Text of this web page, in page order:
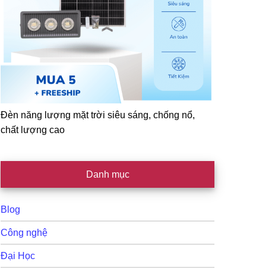
Đèn năng lượng mặt trời siêu sáng, chống nổ,
chất lượng cao
Danh mục
Blog
Công nghệ
Đại Học